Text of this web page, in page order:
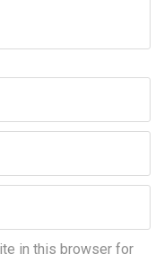
in this browser for